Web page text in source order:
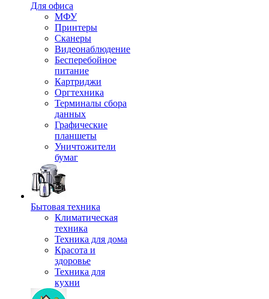
Для офиса
МФУ
Принтеры
Сканеры
Видеонаблюдение
Бесперебойное
питание
Картриджи
Оргтехника
Терминалы сбора
данных
Графические
планшеты
Уничтожители
бумаг
Бытовая техника
Климатическая
техника
Техника для дома
Красота и
здоровье
Техника для
кухни